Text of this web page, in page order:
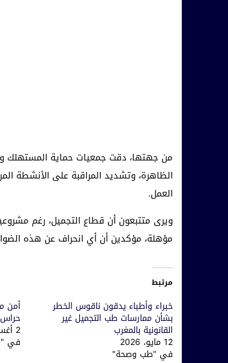
من جهتها، دقت جمعيات حماية المستهلك
الظاهرة، وتشديد المراقبة على الأنشطة
العمل.
ويرى متتبعون أن قطاع التجميل، رغم
مؤهلة، مؤكدين أن أي انحراف عن هذه
مرتبط
خبراء وأطباء يدقون ناقوس الخطر
بشأن ممارسات طب التجميل غير
القانونية بالمغرب
12 مايو، 2026
في "طب وصحة"
أمن
حراس
2 أغسطس، 2025
في